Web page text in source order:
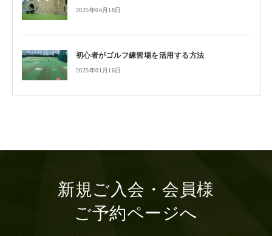
2025年04月18日
初心者がゴルフ練習場を活用する方法
2025年01月16日
新規ご入会・会員様
ご予約ページへ